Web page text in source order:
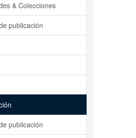
& Colecciones
publicación
publicación